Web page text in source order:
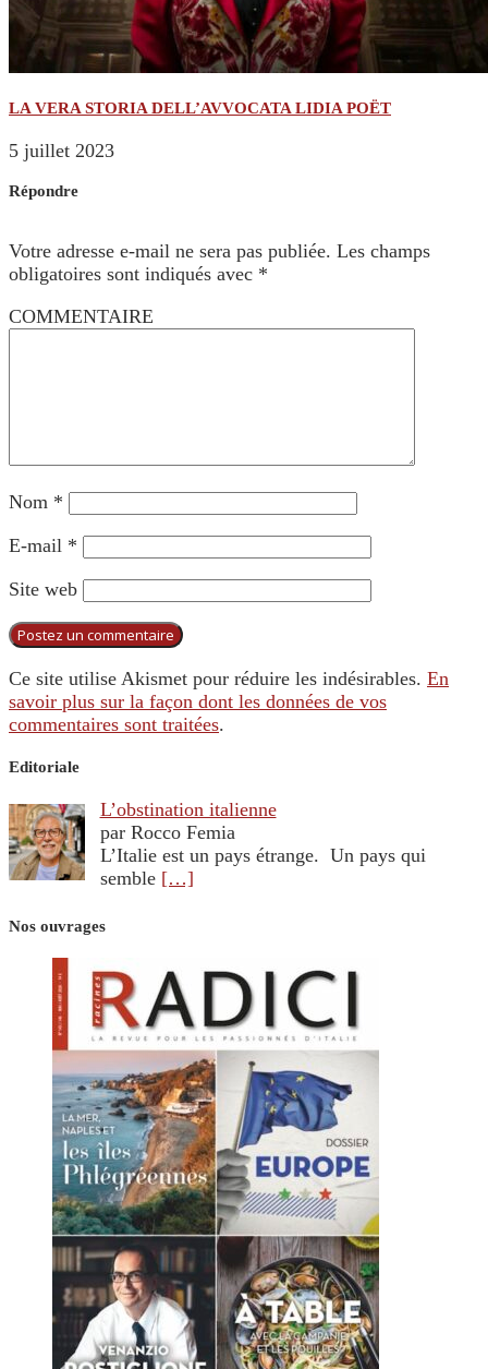
LA VERA STORIA DELL’AVVOCATA LIDIA POËT
5 juillet 2023
Répondre
Votre adresse e-mail ne sera pas publiée. Les champs
obligatoires sont indiqués avec *
COMMENTAIRE
Nom *
E-mail *
Site web
Ce site utilise Akismet pour réduire les indésirables. En
savoir plus sur la façon dont les données de vos
commentaires sont traitées.
Editoriale
L’obstination italienne
par Rocco Femia
L’Italie est un pays étrange. Un pays qui
semble […]
Nos ouvrages